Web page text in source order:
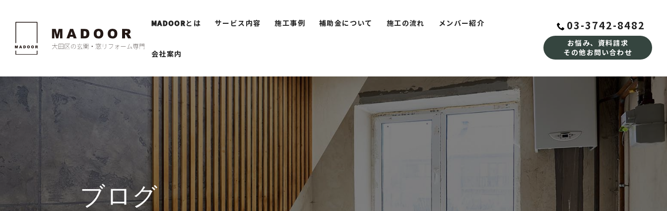
MADOORとは サービス内容 施工事例 補助金について 施工の流れ メンバー紹介
会社案内
03-3742-8482
お悩み、資料請求
その他お問い合わせ
ブログ